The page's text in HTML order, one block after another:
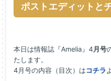
ポストエディットと
本日は情報誌『Amelia』4月号
たします。
4月号の内容（目次）はコチラ